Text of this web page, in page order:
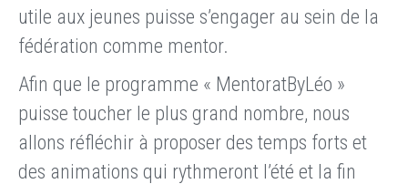
utile aux jeunes puisse s’engager au sein de la
fédération comme mentor.
Afin que le programme « MentoratByLéo »
puisse toucher le plus grand nombre, nous
allons réfléchir à proposer des temps forts et
des animations qui rythmeront l’été et la fin